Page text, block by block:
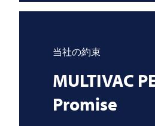
当社の約束
MULTIVAC
Promise